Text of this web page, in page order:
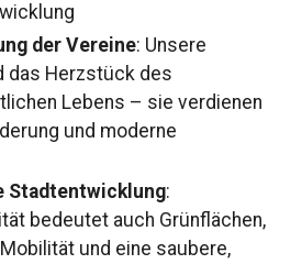
der Vereine: Unsere
das Herzstück des
Lebens – sie verdienen
und moderne
Stadtentwicklung:
bedeutet auch Grünflächen,
und eine saubere,